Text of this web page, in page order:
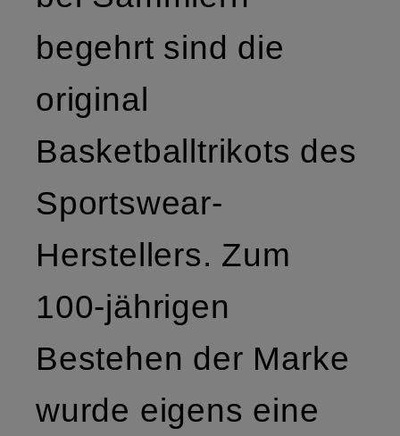
begehrt sind die
original
Basketballtrikots des
Sportswear-
Herstellers. Zum
100-jährigen
Bestehen der Marke
wurde eigens eine